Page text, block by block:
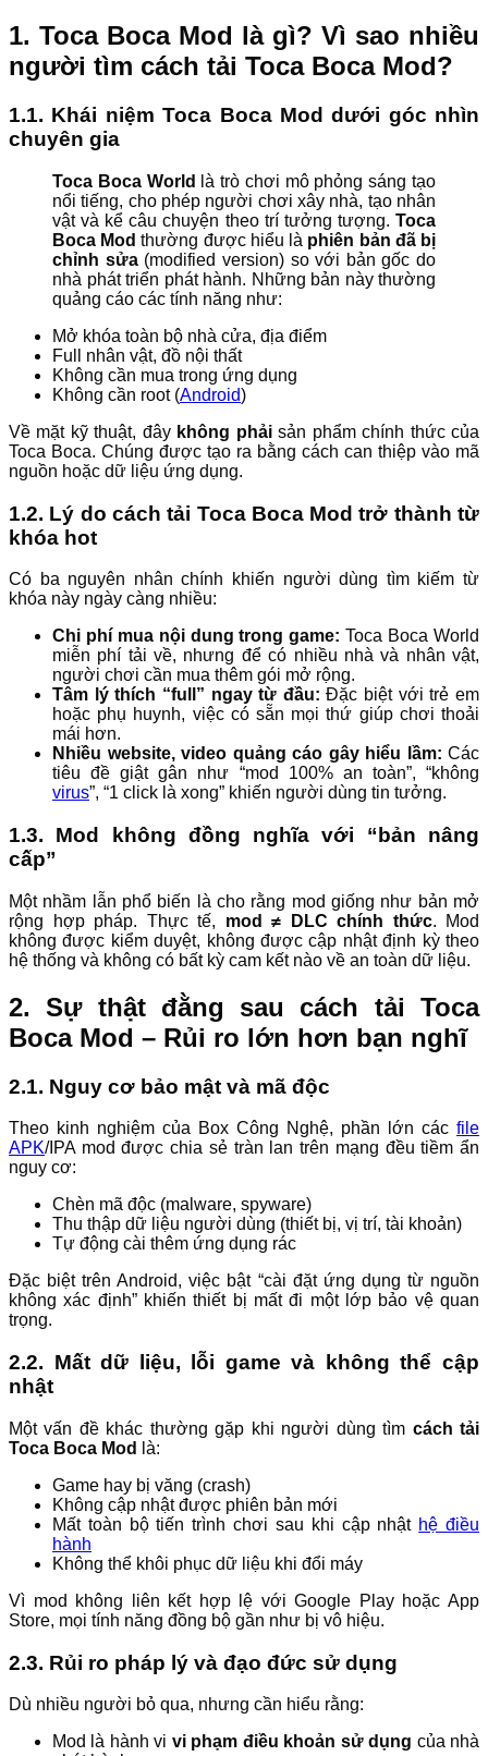
1. Toca Boca Mod là gì? Vì sao nhiều
người tìm cách tải Toca Boca Mod?
1.1. Khái niệm Toca Boca Mod dưới góc nhìn
chuyên gia
Toca Boca World
là trò chơi mô phỏng sáng tạo
nổi tiếng, cho phép người chơi xây nhà, tạo nhân
vật và kể câu chuyện theo trí tưởng tượng. Toca
Boca Mod thường được hiểu là phiên bản đã bị
chỉnh sửa(modified version) so với bản gốc do
nhà phát triển phát hành. Những bản này thường
quảng cáo các tính năng như:
Mở khóa toàn bộ nhà cửa, địa điểm
Full nhân vật, đồ nội thất
Không cần mua trong ứng dụng
Không cần root (Android)
Về mặt kỹ thuật, đây không phảisản phẩm chính thức của
Toca Boca. Chúng được tạo ra bằng cách can thiệp vào mã
nguồn hoặc dữ liệu ứng dụng.
1.2. Lý do cách tải Toca Boca Mod trở thành từ
khóa hot
Có ba nguyên nhân chính khiến người dùng tìm kiếm từ
khóa này ngày càng nhiều:
Chi phí mua nội dung trong game: Toca Boca World
miễn phí tải về, nhưng để có nhiều nhà và nhân vật,
người chơi cần mua thêm gói mở rộng.
Tâm lý thích “full” ngay từ đầu: Đặc biệt với trẻ em
hoặc phụ huynh, việc có sẵn mọi thứ giúp chơi thoải
mái hơn.
Nhiều website, video quảng cáo gây hiểu lầm: Các
tiêu đề giật gân như “mod 100% an toàn”, “không
virus”, “1 click là xong” khiến người dùng tin tưởng.
1.3. Mod không đồng nghĩa với “bản nâng
cấp”
Một nhầm lẫn phổ biến là cho rằng mod giống như bản mở
rộng hợp pháp. Thực tế, mod ≠ DLC chính thức. Mod
không được kiểm duyệt, không được cập nhật định kỳ theo
hệ thống và không có bất kỳ cam kết nào về an toàn dữ liệu.
2. Sự thật đằng sau cách tải Toca
Boca Mod – Rủi ro lớn hơn bạn nghĩ
2.1. Nguy cơ bảo mật và mã độc
Theo kinh nghiệm của Box Công Nghệ, phần lớn các file
APK/IPA mod được chia sẻ tràn lan trên mạng đều tiềm ẩn
nguy cơ:
Chèn mã độc (malware, spyware)
Thu thập dữ liệu người dùng (thiết bị, vị trí, tài khoản)
Tự động cài thêm ứng dụng rác
Đặc biệt trên Android, việc bật “cài đặt ứng dụng từ nguồn
không xác định” khiến thiết bị mất đi một lớp bảo vệ quan
trọng.
2.2. Mất dữ liệu, lỗi game và không thể cập
nhật
Một vấn đề khác thường gặp khi người dùng tìm cách tải
Toca Boca Mod
là:
Game hay bị văng (crash)
Không cập nhật được phiên bản mới
Mất toàn bộ tiến trình chơi sau khi cập nhật hệ điều
hành
Không thể khôi phục dữ liệu khi đổi máy
Vì mod không liên kết hợp lệ với Google Play hoặc App
Store, mọi tính năng đồng bộ gần như bị vô hiệu.
2.3. Rủi ro pháp lý và đạo đức sử dụng
Dù nhiều người bỏ qua, nhưng cần hiểu rằng:
Mod là hành vi vi phạm điều khoản sử dụng của nhà